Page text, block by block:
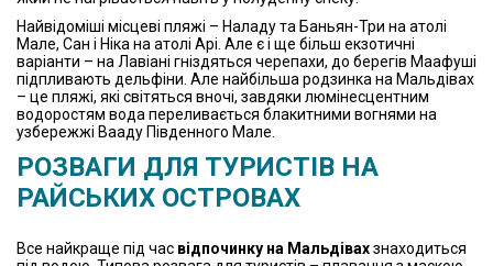
Найвідоміші місцеві пляжі – Наладу та Баньян-Три на атолі
Мале, Сан і Ніка на атолі Арі. Але є і ще більш екзотичні
варіанти – на Лавіані гніздяться черепахи, до берегів Маафуші
підпливають дельфіни. Але найбільша родзинка на Мальдівах
– це пляжі, які світяться вночі, завдяки люмінесцентним
водоростям вода переливається блакитними вогнями на
узбережжі Вааду Південного Мале.
РОЗВАГИ ДЛЯ ТУРИСТІВ НА
РАЙСЬКИХ ОСТРОВАХ
Все найкраще під час відпочинку на Мальдівахзнаходиться